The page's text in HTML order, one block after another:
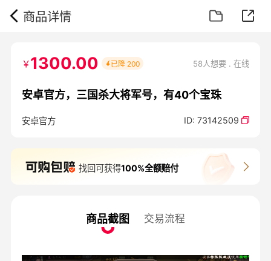
商品详情
￥1300.00 已降 200 58人想要 . 在线
安卓官方，三国杀大将军号，有40个宝珠
安卓官方 ID:73142509
找回可获得100%全额赔付
商品截图 交易流程